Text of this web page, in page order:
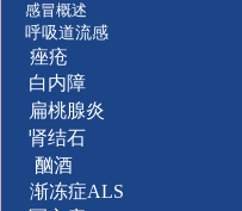
感冒概述
呼吸道流感
痤疮
白内障
扁桃腺炎
肾结石
酗酒
渐冻症ALS